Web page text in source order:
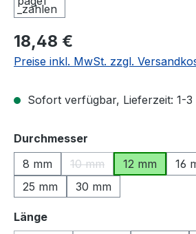
Regulärer Preis:
18,48 €
Preise inkl. MwSt. zzgl.
Sofort verfügbar, Lieferzeit: 1-3
Durchmesser
8 mm
10 mm
(Diese Option ist zurzeit
12 mm 16
25 mm
30 mm
Längeauswählen